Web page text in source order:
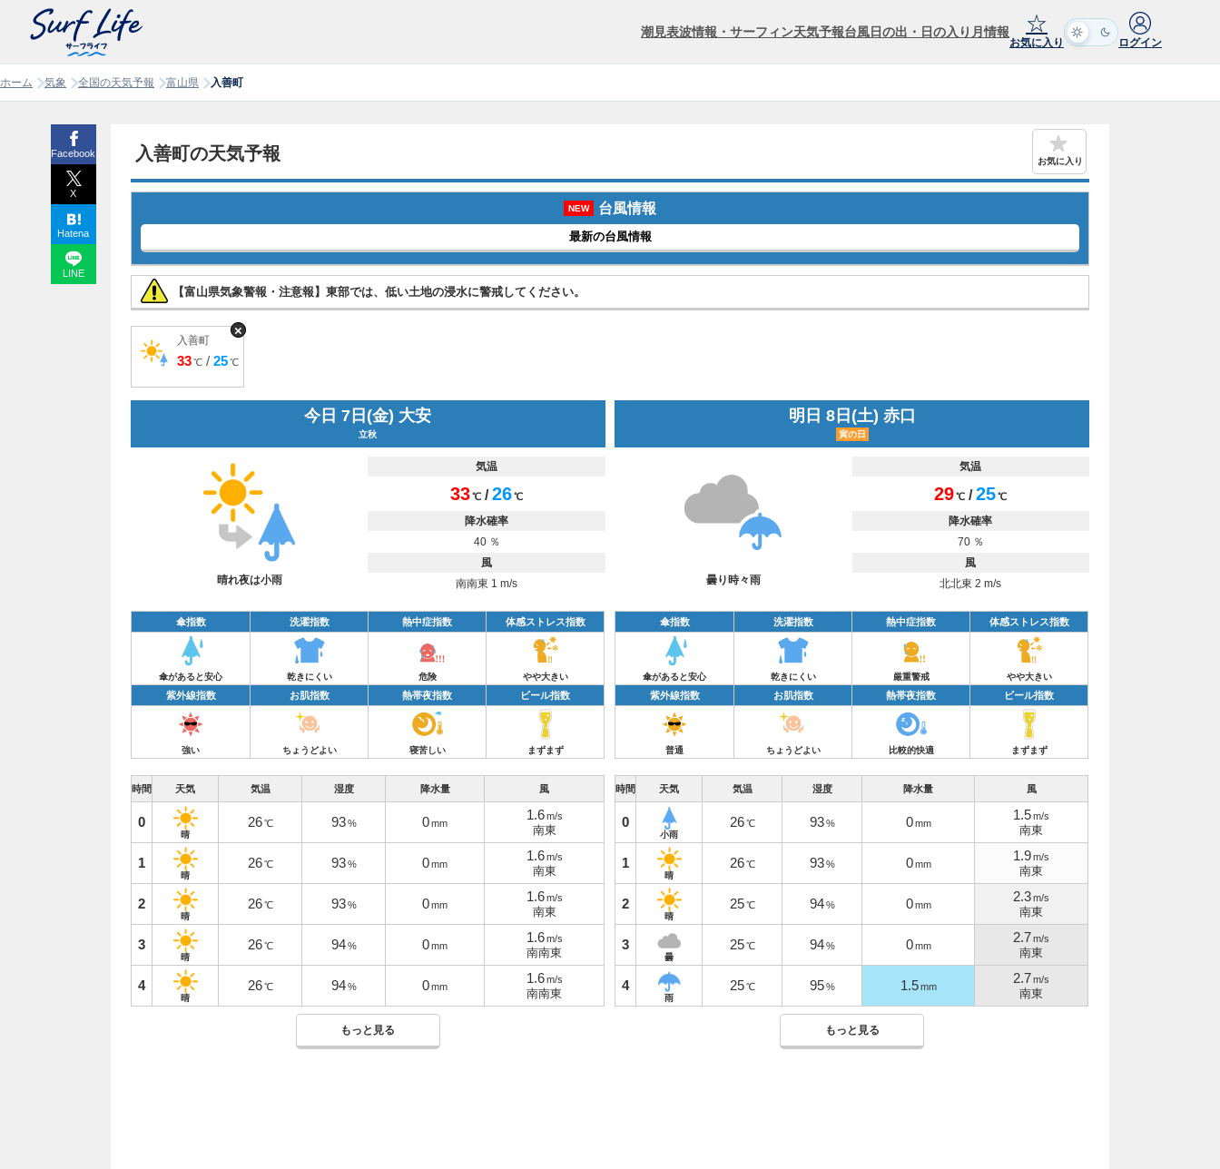
潮見表波情報・サーフィン天気予報台風日の出・日の入り 月情報 ☆
お気に入り ログイン
ホーム 気象 全国の天気予報 富山県 入善町
入善町の天気予報 お気に入り
NEW 台風情報
最新の台風情報
【富山県気象警報・注意報】東部では、低い土地の浸水に警戒してください。
入善町
33℃ / 25℃
×
今日 7日(金) 大安
立秋
晴れ夜は小雨
気温
33℃ /26℃
降水確率
40 ％
風
南南東 1 m/s
傘指数 洗濯指数 熱中症指数 体感ストレス指数
傘があると安心 乾きにくい 危険 やや大きい
紫外線指数 お肌指数 熱帯夜指数 ビール指数
強い ちょうどよい 寝苦しい まずまず
時間 天気 気温 湿度 降水量 風
0
晴
26 ℃ 93 % 0mm
1.6 m/s
南東
1
晴
26 ℃ 93 % 0mm
1.6 m/s
南東
2
晴
26 ℃ 93 % 0mm
1.6 m/s
南東
3
晴
26 ℃ 94 % 0mm
1.6 m/s
南南東
4
晴
26 ℃ 94 % 0mm
1.6 m/s
南南東
もっと見る
明日 8日(土) 赤口
寅の日
曇り時々雨
気温
29℃ /25℃
降水確率
70 ％
風
北北東 2 m/s
傘指数 洗濯指数 熱中症指数 体感ストレス指数
傘があると安心 乾きにくい 厳重警戒 やや大きい
紫外線指数 お肌指数 熱帯夜指数 ビール指数
普通 ちょうどよい 比較的快適 まずまず
時間 天気 気温 湿度 降水量 風
0
小雨
26℃ 93% 0mm
1.5m/s
南東
1
晴
26℃ 93% 0mm
1.9m/s
南東
2
晴
25℃ 94% 0mm
2.3m/s
南東
3
曇
25℃ 94% 0mm
2.7m/s
南東
4
雨
25℃ 95% 1.5mm
2.7m/s
南東
もっと見る
Facebook
X
Hatena
LINE